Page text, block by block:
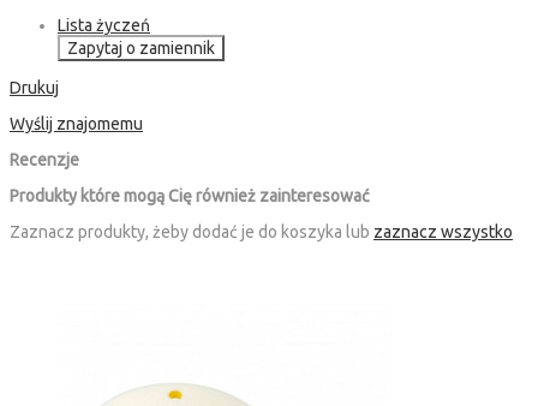
Lista życzeń
Zapytaj o zamiennik
Drukuj
Wyślij znajomemu
Recenzje
Produkty które mogą Cię również zainteresować
Zaznacz produkty, żeby dodać je do koszyka lub zaznacz wszystko